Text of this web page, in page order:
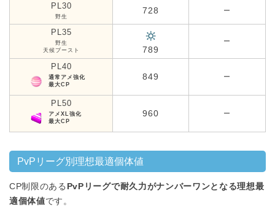
PL30
野生
728 ー
PL35
野生
天候ブースト
789
ー
PL40
通常アメ強化
最大CP
849 ー
PL50
アメXL強化
最大CP
960 ー
PvPリーグ別理想最適個体値
CP制限のある PvPリーグで耐久力がナンバーワンとなる理想最
適個体値です。